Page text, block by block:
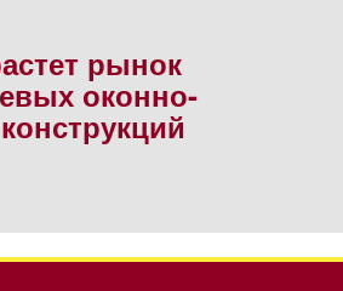
рынок
оконно-